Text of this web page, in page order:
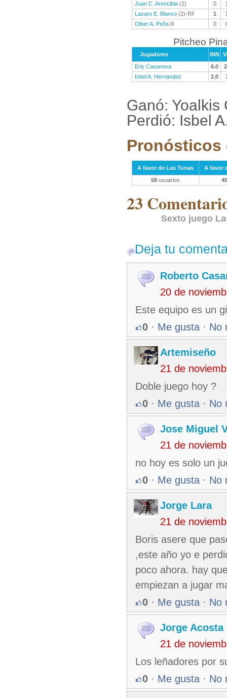
Juan C. Arencibia (1) 0
Lazaro E. Blanco (2)-RF 1
Olber A. Peña R 0
Pitcheo
Jugadores INN
Erly Casanova
6.0
Isbel A. Hernandez
2.0
Ganó: Yoalkis
Perdió: Isbel
Pronósticos
A favor de Las Tunas
A favor
58 usuarios 40
23
Sexto juego
Deja tu
Roberto
20 de
Este equipo es un
0 · Me gusta · No
Artemiseño
21 de
Doble juego hoy ?
0 · Me gusta · No
Jose Miguel
21 de
no hoy es solo un
0 · Me gusta · No
Jorge Lara
21 de
Boris asere que
,este año yo e
poco ahora. hay
empiezan a jugar
0 · Me gusta · No
Jorge Acosta
21 de
Los leñadores por
0 · Me gusta · No